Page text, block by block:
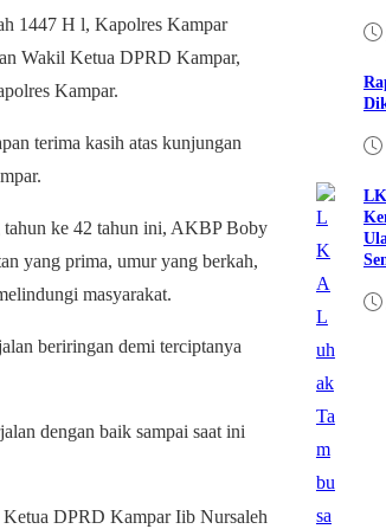
1447 H l, Kapolres Kampar
Wakil Ketua DPRD Kampar,
Kampar.
terima kasih atas kunjungan
tahun ke 42 tahun ini, AKBP Boby
yang prima, umur yang berkah,
masyarakat.
beriringan demi terciptanya
dengan baik sampai saat ini
Ketua DPRD Kampar Iib Nursaleh